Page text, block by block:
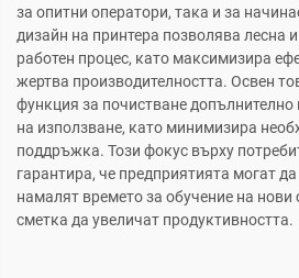
за опитни оператори, така и за
дизайн на принтера позволява лесна
работен процес, като максимизира
жертва производителността. Освен
функция за почистване
на използване, като минимизира
поддръжка. Този фокус върху
гарантира, че предприятията могат
намалят времето за обучение на нови
сметка да увеличат продуктивността.